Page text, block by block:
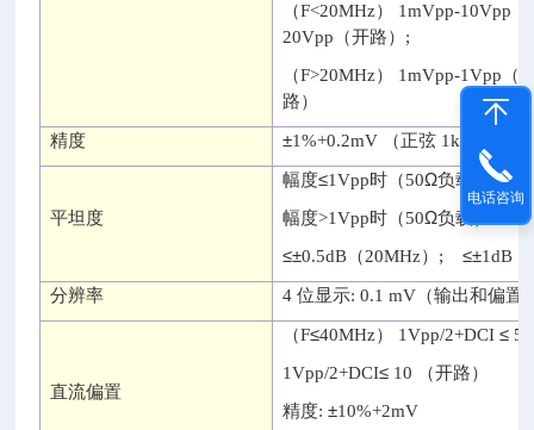
（F<20MHz） 1mVpp-10Vpp（
20Vpp（开路）;
（F>20MHz） 1mVpp-1Vpp（
路）
精度 ±1%+0.2mV （正弦1kHz）
平坦度
幅度≤1Vpp时（50Ω负载 ）:≤±
幅度>1Vpp时（50Ω负载
≤±0.5dB（20MHz）; ≤±1dB（
分辨率 4 位显示: 0.1 mV（输出和偏置
直流偏置
（F≤40MHz） 1Vpp/2+DCI ≤5
1Vpp/2+DCI≤10 （开路）
精度: ±10%+2mV
电话咨询